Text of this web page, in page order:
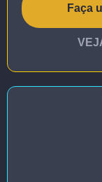
Faça